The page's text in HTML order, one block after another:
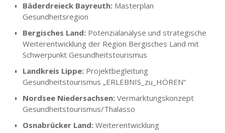
Bäderdreieck Bayreuth: Masterplan
Gesundheitsregion
Bergisches Land: Potenzialanalyse und strategische
Weiterentwicklung der Region Bergisches Land mit
Schwerpunkt Gesundheitstourismus
Landkreis Lippe: Projektbegleitung
Gesundheitstourismus „ERLEBNIS_zu_HÖREN“
Nordsee Niedersachsen: Vermarktungskonzept
Gesundheitstourismus/Thalasso
Osnabrücker Land: Weiterentwicklung